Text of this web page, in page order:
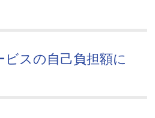
ビスの自己負担額に